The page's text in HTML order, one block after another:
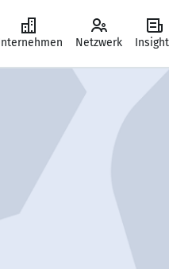
Netzwerk